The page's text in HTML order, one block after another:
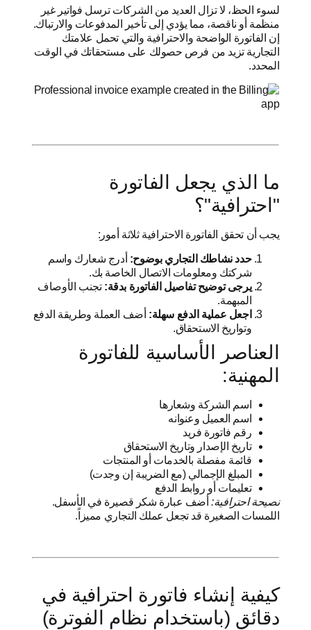
لسوء الحظ، لا تزال العديد من الشركات ترسل فواتير غير
منظمة أو ناقصة، مما يؤدي إلى تأخير المدفوعات والارتباك.
إن الفاتورة الواضحة والاحترافية والتي تحمل علامتك
التجارية تزيد من فرص حصولك على مستحقاتك في الوقت
المحدد.
ما الذي يجعل الفاتورة
"احترافية"؟
يجب أن تحقق الفاتورة الاحترافية ثلاثة أمور:
حدد نشاطك التجاري بوضوح: أدرج شعارك واسم
شركتك ومعلومات الاتصال الخاصة بك.
يرجى توضيح تفاصيل الفاتورة بدقة: تجنب الأوصاف
المبهمة.
اجعل عملية الدفع سهلة: أضف العملة وطريقة الدفع
وتواريخ الاستحقاق.
العناصر الأساسية للفاتورة
المهنية:
اسم الشركة وشعارها
اسم العميل وعنوانه
رقم فاتورة فريد
تاريخ الإصدار وتاريخ الاستحقاق
قائمة مفصلة بالخدمات أو المنتجات
المبلغ الإجمالي (مع الضريبة إن وجدت)
تعليمات أو روابط الدفع
نصيحة احترافية:أضف عبارة شكر قصيرة في الأسفل.
اللمسات الصغيرة قد تجعل عملك التجاري مميزاً.
كيفية إنشاء فاتورة احترافية في
دقائق (باستخدام نظام الفوترة)